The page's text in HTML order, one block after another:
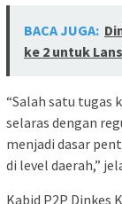
BACA JUGA:
ke 2 untuk
“Salah satu tugas
selaras dengan
menjadi dasar
di level daerah,”
Kabid P2P Dinkes